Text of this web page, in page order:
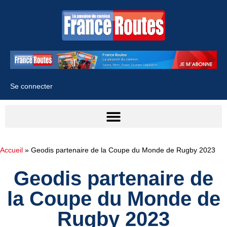
Se connecter
Accueil » Geodis partenaire de la Coupe du Monde de Rugby 2023
Geodis partenaire de
la Coupe du Monde de
Rugby 2023